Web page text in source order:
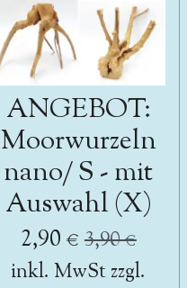
ANGEBOT:
Moorwurzeln
nano/ S - mit
Auswahl (X)
2,90 € 3,90 €
inkl. MwSt zzgl.